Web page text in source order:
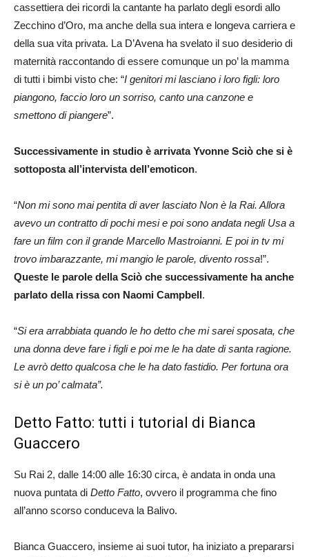
cassettiera dei ricordi la cantante ha parlato degli esordi allo
Zecchino d’Oro, ma anche della sua intera e longeva carriera e
della sua vita privata. La D’Avena ha svelato il suo desiderio di
maternità raccontando di essere comunque un po’ la mamma
di tutti i bimbi visto che: “I genitori mi lasciano i loro figli: loro
piangono, faccio loro un sorriso, canto una canzone e
smettono di piangere”.
Successivamente in studio è arrivata Yvonne Sciò che si è
sottoposta all’intervista dell’emoticon.
“Non mi sono mai pentita di aver lasciato Non è la Rai. Allora
avevo un contratto di pochi mesi e poi sono andata negli Usa a
fare un film con il grande Marcello Mastroianni. E poi in tv mi
trovo imbarazzante, mi mangio le parole, divento rossa!”.
Queste le parole della Sciò che successivamente ha anche
parlato della rissa con Naomi Campbell.
“Si era arrabbiata quando le ho detto che mi sarei sposata, che
una donna deve fare i figli e poi me le ha date di santa ragione.
Le avrò detto qualcosa che le ha dato fastidio. Per fortuna ora
si è un po’ calmata”.
Detto Fatto: tutti i tutorial di Bianca
Guaccero
Su Rai 2, dalle 14:00 alle 16:30 circa, è andata in onda una
nuova puntata di Detto Fatto, ovvero il programma che fino
all’anno scorso conduceva la Balivo.
Bianca Guaccero, insieme ai suoi tutor, ha iniziato a prepararsi